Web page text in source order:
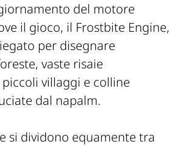
del motore
il gioco, il Frostbite Engine,
per disegnare
vaste risaie
villaggi e colline
dal napalm.
si dividono equamente tra